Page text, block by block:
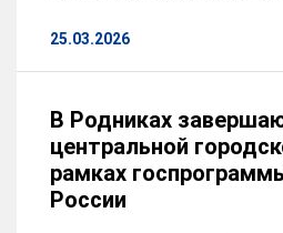
25.03.2026
В Родниках
центральной
рамках
России